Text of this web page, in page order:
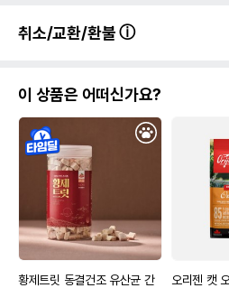
취소/교환/환불
이 상품은 어떠신가요?
황제트릿 동결건조 유산균 간
오리젠 캣